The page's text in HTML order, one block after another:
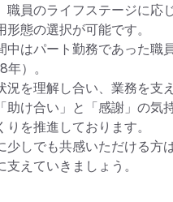
職員のライフステージに応
態の選択が可能です。
中はパート勤務であった職
）。
を理解し合い、業務を支
助け合い」と「感謝」の気
を推進しております。
少しでも共感いただける方